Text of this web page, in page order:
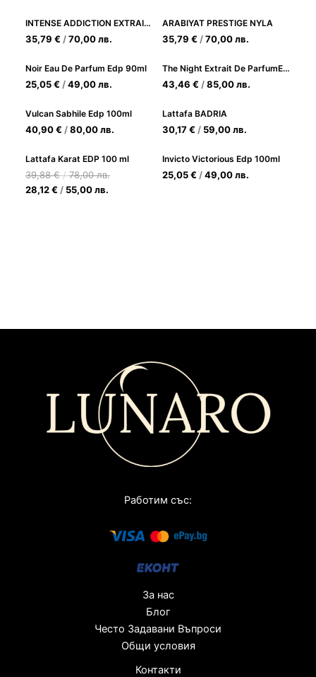
INTENSE ADDICTION EXTRAIT DE PARFUME
35,79 € /70,00лв.
ARABIYAT PRESTIGE NYLA
35,79 € /70,00лв.
Noir Eau De Parfum Edp 90ml
25,05€ /49,00лв.
The Night Extrait De ParfumEdp 60ml
43,46 € /85,00лв.
Vulcan Sabhile Edp 100ml
40,90€ /80,00лв.
Lattafa BADRIA
30,17€ / 59,00лв.
Lattafa Karat EDP 100 ml
39,88€/78,00лв.
28,12€ / 55,00лв.
Invicto Victorious Edp 100ml
25,05€ /49,00лв.
Работим със:
За нас
Блог
Често Задавани Въпроси
Общи условия
Контакти